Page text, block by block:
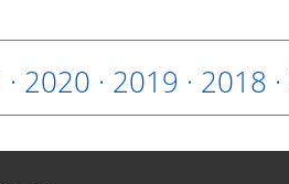
· 2020 · 2019 · 2018 ·